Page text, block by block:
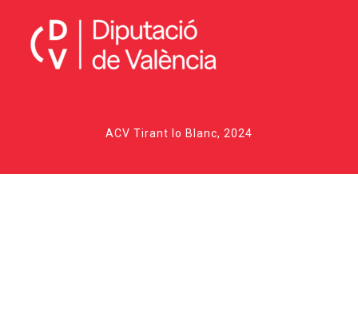
ACV Tirant lo Blanc, 2024